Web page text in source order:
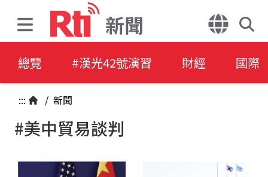
新聞
總覽 #漢光42號演習 財經 國際
::: / 新聞
#美中貿易談判